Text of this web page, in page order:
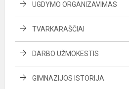
UGDYMO ORGANIZAVIMAS
TVARKARAŠČIAI
DARBO UŽMOKESTIS
GIMNAZIJOS ISTORIJA